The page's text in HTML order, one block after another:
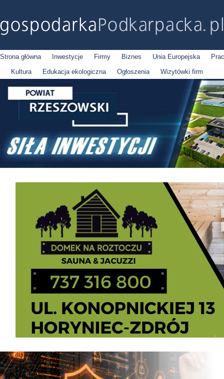
Strona główna Inwestycje Firmy Biznes Unia Europejska
Kultura
Edukacja ekologiczna Ogłoszenia Wizytówki firm